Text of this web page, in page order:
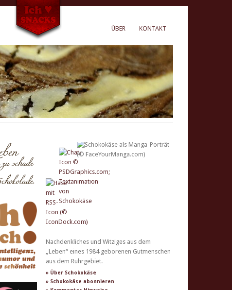
ÜBER KONTAKT
Nachdenkliches und Witziges aus dem
„Leben“ eines 1984 geborenen Gutmenschen
aus dem Ruhrgebiet.
» Über Schokokäse
» Schokokäse abonnieren